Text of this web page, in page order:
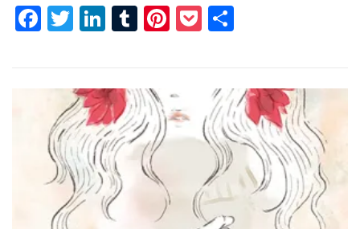
Facebook
Twitter
LinkedIn
Tumblr
Pinterest
Pocket